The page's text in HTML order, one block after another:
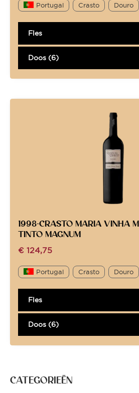
CATEGORIEËN
Portugal Crasto Douro
Fles
Doos (6)
1998-CRASTO MARIA VINHA
TINTO MAGNUM
€ 124,75
Portugal Crasto Douro
Fles
Doos (6)